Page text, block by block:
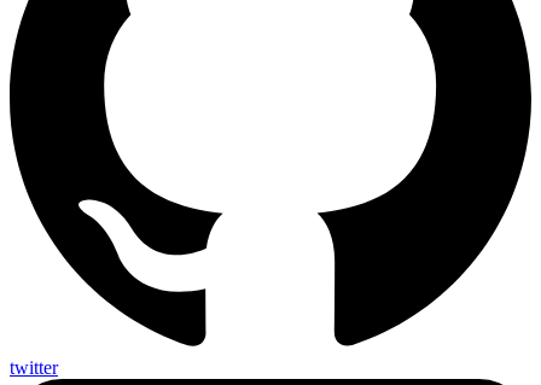
twitter